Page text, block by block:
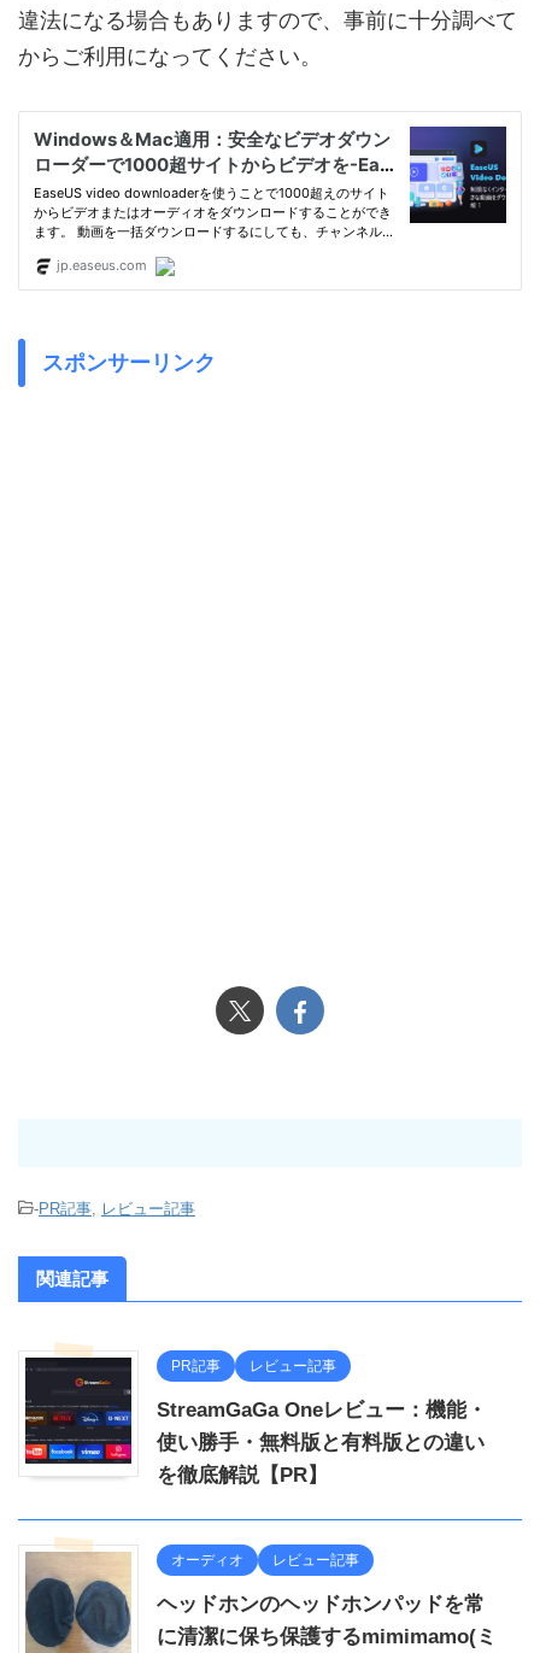
違法になる場合もありますので、事前に十分調べて
からご利用になってください。
スポンサーリンク
-PR記事 レビュー記事
関連記事
PR記事 レビュー記事
StreamGaGa Oneレビュー：機能・
使い勝手・無料版と有料版との違い
を徹底解説【PR】
オーディオ レビュー記事
ヘッドホンのヘッドホンパッドを常
に清潔に保ち保護するmimimamo(ミ